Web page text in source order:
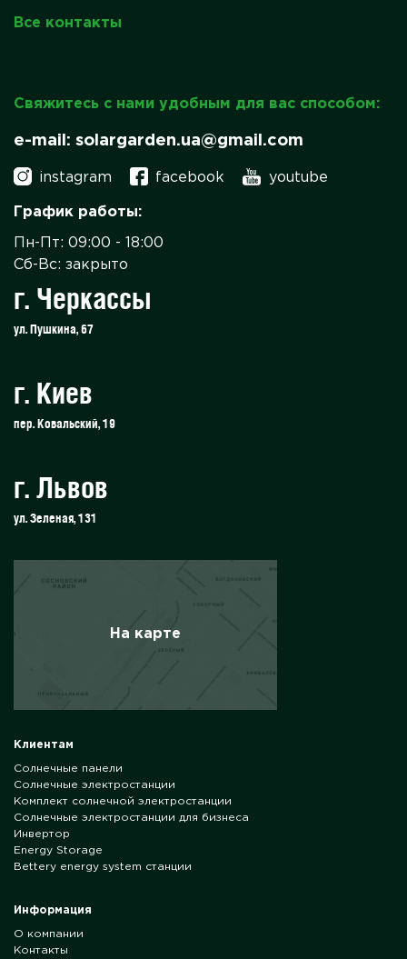
Все контакты
Свяжитесь с нами удобным для вас способом:
e-mail: solargarden.ua@gmail.com
instagram facebook youtube
График работы:
Пн-Пт: 09:00 - 18:00
Сб-Вс: закрыто
г. Черкассы
ул. Пушкина, 67
г. Киев
пер. Ковальский, 19
г. Львов
ул. Зеленая, 131
На карте
Клиентам
Солнечные панели
Солнечные электростанции
Комплект солнечной электростанции
Солнечные электростанции для бизнеса
Инвертор
Energy Storage
Bettery energy system станции
Информация
О компании
Контакты